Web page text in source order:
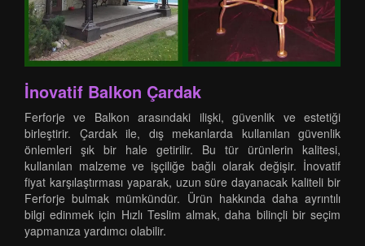
İnovatif Balkon Çardak
Ferforje ve Balkon arasındaki ilişki, güvenlik ve estetiği
birleştirir. Çardak ile, dış mekanlarda kullanılan güvenlik
önlemleri şık bir hale getirilir. Bu tür ürünlerin kalitesi,
kullanılan malzeme ve işçiliğe bağlı olarak değişir. İnovatif
fiyat karşılaştırması yaparak, uzun süre dayanacak kaliteli bir
Ferforje bulmak mümkündür. Ürün hakkında daha ayrıntılı
bilgi edinmek için Hızlı Teslim almak, daha bilinçli bir seçim
yapmanıza yardımcı olabilir.